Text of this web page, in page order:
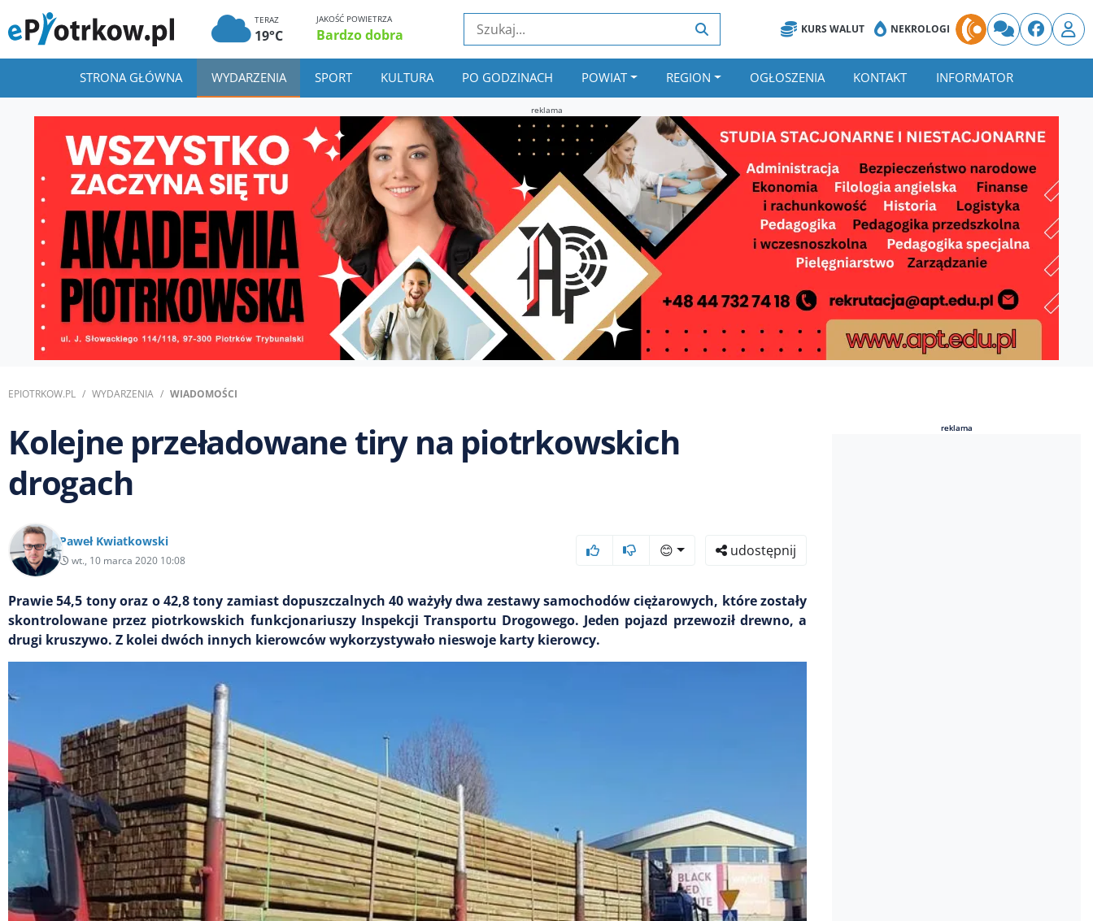
TERAZ
19°C
JAKOŚĆ POWIETRZA
Bardzo dobra KURS WALUT NEKROLOGI
STRONA GŁÓWNA WYDARZENIA SPORT KULTURA PO GODZINACH POWIAT REGION OGŁOSZENIA KONTAKT INFORMATOR
reklama
EPIOTRKOW.PL WYDARZENIA WIADOMOŚCI
Kolejne przeładowane tiry na piotrkowskich
drogach
Paweł Kwiatkowski
wt., 10 marca 2020 10:08
😊 udostępnij
Prawie 54,5 tony oraz o 42,8 tony zamiast dopuszczalnych 40 ważyły dwa zestawy samochodów ciężarowych, które zostały
skontrolowane przez piotrkowskich funkcjonariuszy Inspekcji Transportu Drogowego. Jeden pojazd przewoził drewno, a
drugi kruszywo. Z kolei dwóch innych kierowców wykorzystywało nieswoje karty kierowcy.
reklama
reklama